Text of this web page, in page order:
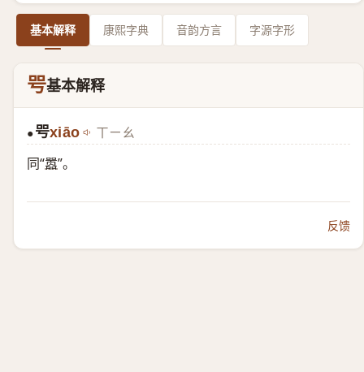
基本解释 康熙字典 音韵方言 字源字形
㕺基本解释
● 㕺xiāo ㄒㄧㄠ
同“嚣”。
反馈